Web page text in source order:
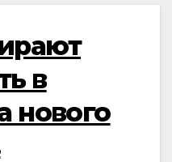
в
нового